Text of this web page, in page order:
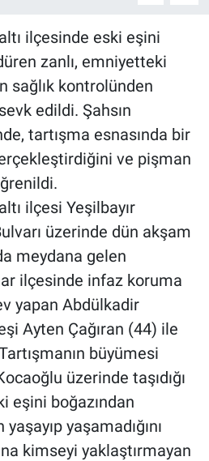
ilçesinde eski eşini
zanlı, emniyetteki
sağlık kontrolünden
edildi. Şahsın
tartışma esnasında bir
ve pişman
ilçesi Yeşilbayır
üzerinde dün akşam
meydana gelen
ilçesinde infaz koruma
yapan Abdülkadir
Ayten Çağıran (44) ile
büyümesi
üzerinde taşıdığı
eşini boğazından
yaşamadığını
kimseyi yaklaştırmayan